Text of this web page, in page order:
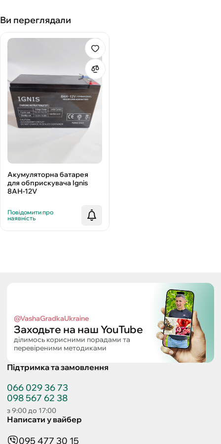
Ви переглядали
Акумуляторна батарея
для обприскувача Ignis
8АН-12V
Повідомити про
наявність
@VashaGradkaUkraine
Заходьте на наш YouTube
ділимось корисними порадами та
перевіреними методиками
Підтримка та замовлення
066 029 36 73
098 567 62 38
з 9:00 до 17:00
Написати у вайбер
095 477 30 15